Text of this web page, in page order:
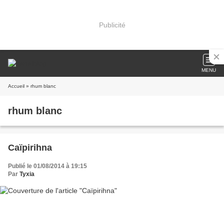
Publicité
MENU
Accueil » rhum blanc
rhum blanc
Caïpirihna
Publié le 01/08/2014 à 19:15
Par Tyxia